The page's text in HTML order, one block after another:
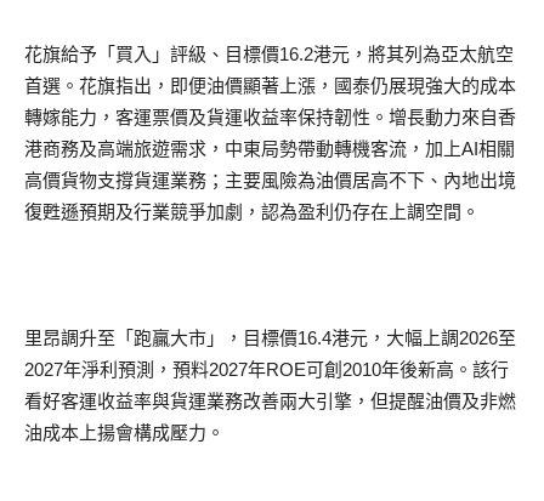
花旗給予「買入」評級、目標價16.2港元，將其列為亞太航空
首選。花旗指出，即便油價顯著上漲，國泰仍展現強大的成本
轉嫁能力，客運票價及貨運收益率保持韌性。增長動力來自香
港商務及高端旅遊需求，中東局勢帶動轉機客流，加上AI相關
高價貨物支撐貨運業務；主要風險為油價居高不下、內地出境
復甦遜預期及行業競爭加劇，認為盈利仍存在上調空間。
里昂調升至「跑贏大市」，目標價16.4港元，大幅上調2026至
2027年淨利預測，預料2027年ROE可創2010年後新高。該行
看好客運收益率與貨運業務改善兩大引擎，但提醒油價及非燃
油成本上揚會構成壓力。